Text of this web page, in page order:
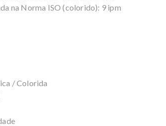
na Norma ISO (colorido): 9 ipm
/ Colorida